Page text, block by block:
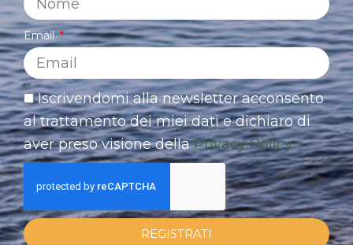
Email
Iscrivendomi alla newsletter acconsento
al trattamento dei miei dati e dichiaro di
aver preso visione dellaPrivacy Policy
REGISTRATI